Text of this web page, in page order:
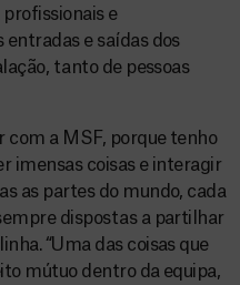
e
e saídas dos
tanto de pessoas
com a MSF, porque tenho
imensas coisas e interagir
as partes do mundo, cada
dispostas a partilhar
“Uma das coisas que
mútuo dentro da equipa,